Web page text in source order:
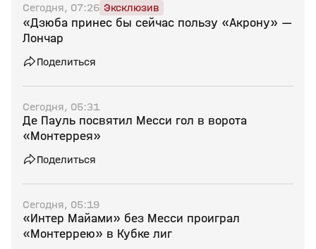
Сегодня, 07:26 Эксклюзив
«Дзюба принес бы сейчас пользу «Акрону» —
Лончар
Поделиться
Сегодня, 05:31
Де Пауль посвятил Месси гол в ворота
«Монтеррея»
Поделиться
Сегодня, 05:19
«Интер Майами» без Месси проиграл
«Монтеррею» в Кубке лиг